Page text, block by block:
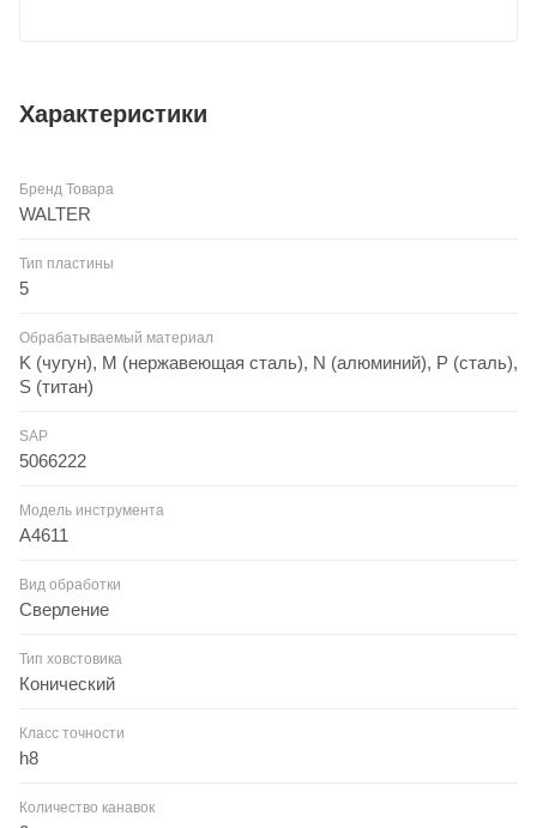
Характеристики
Бренд Товара
WALTER
Тип пластины
5
Обрабатываемый материал
K (чугун), M (нержавеющая сталь), N (алюминий), P (сталь),
S (титан)
SAP
5066222
Модель инструмента
A4611
Вид обработки
Сверление
Тип ховстовика
Конический
Класс точности
h8
Количество канавок